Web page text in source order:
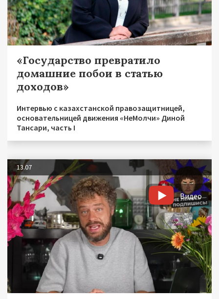
«Государство превратило
домашние побои в статью
доходов»
Интервью с казахстанской правозащитницей,
основательницей движения «НеМолчи» Диной
Тансари, часть I
13.07
Видео